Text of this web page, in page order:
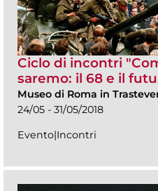
Ciclo di incontri
saremo: il 68 e il
Museo di Roma in
24/05 - 31/05/2018
Evento|Incontri